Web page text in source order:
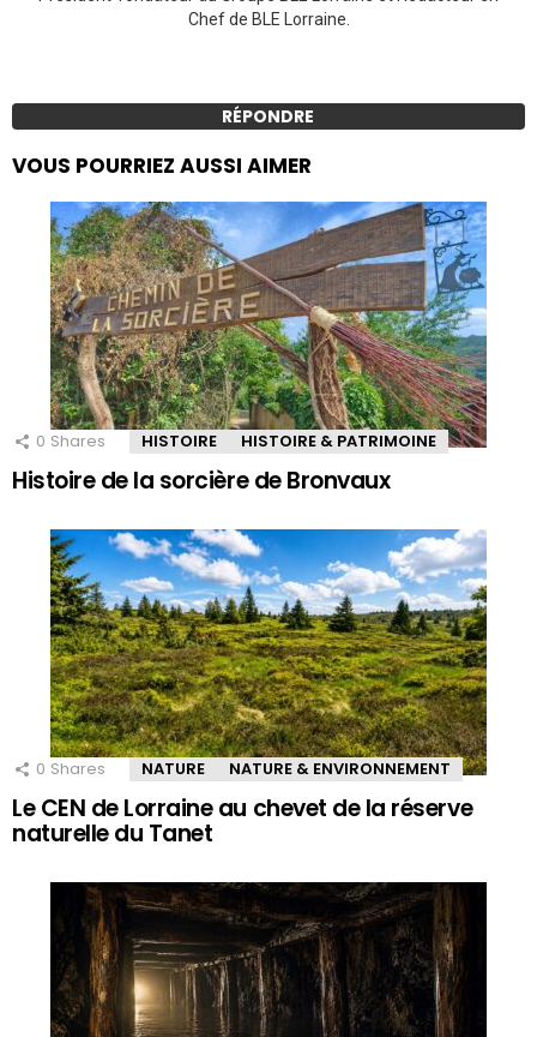
Chef de BLE Lorraine.
RÉPONDRE
VOUS POURRIEZ AUSSI AIMER
0 Shares HISTOIRE HISTOIRE & PATRIMOINE
Histoire de la sorcière de Bronvaux
0 Shares NATURE NATURE & ENVIRONNEMENT
Le CEN de Lorraine au chevet de la réserve
naturelle du Tanet